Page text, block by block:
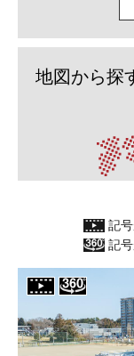
地図から探
記
記